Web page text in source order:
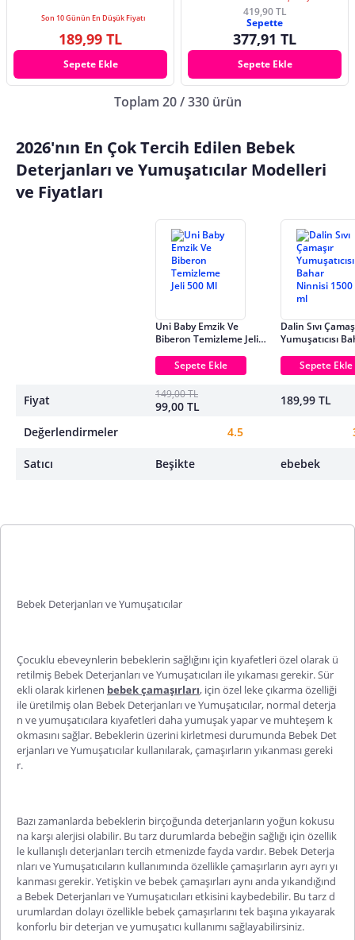
Son 10 Günün En Düşük Fiyatı
189,99 TL
Sepete Ekle
419,90 TL
Sepette
377,91 TL
Sepete Ekle
Toplam 20 / 330 ürün
2026'nın En Çok Tercih Edilen Bebek
Deterjanları ve Yumuşatıcılar Modelleri
ve Fiyatları
Fiyat
Değerlendirmeler
Satıcı
Uni Baby Emzik Ve
Biberon Temizleme Jeli
Sepete Ekle
149,00 TL
99,00 TL
4.5
Beşikte
Dalin Sıvı
Yumuşatıcısı
Sepete Ekle
189,99 TL
ebebek
Bebek Deterjanları ve Yumuşatıcılar
Çocuklu ebeveynlerin bebeklerin sağlığını için kıyafetleri özel olarak ü
retilmiş Bebek Deterjanları ve Yumuşatıcıları ile yıkaması gerekir. Sür
ekli olarak kirlenen bebek çamaşırları, için özel leke çıkarma özelliği
ile üretilmiş olan Bebek Deterjanları ve Yumuşatıcılar, normal deterja
n ve yumuşatıcılara kıyafetleri daha yumuşak yapar ve muhteşem k
okmasını sağlar. Bebeklerin üzerini kirletmesi durumunda Bebek Det
erjanları ve Yumuşatıcılar kullanılarak, çamaşırların yıkanması gereki
r.
Bazı zamanlarda bebeklerin birçoğunda deterjanların yoğun kokusu
na karşı alerjisi olabilir. Bu tarz durumlarda bebeğin sağlığı için özellik
le kullanışlı deterjanları tercih etmenizde fayda vardır. Bebek Deterja
nları ve Yumuşatıcıların kullanımında özellikle çamaşırların ayrı ayrı yı
kanması gerekir. Yetişkin ve bebek çamaşırları aynı anda yıkandığınd
a Bebek Deterjanları ve Yumuşatıcıları etkisini kaybedebilir. Bu tarz d
urumlardan dolayı özellikle bebek çamaşırlarını tek başına yıkayarak
konforlu bir deterjan ve yumuşatıcı kullanımı sağlayabilirsiniz.